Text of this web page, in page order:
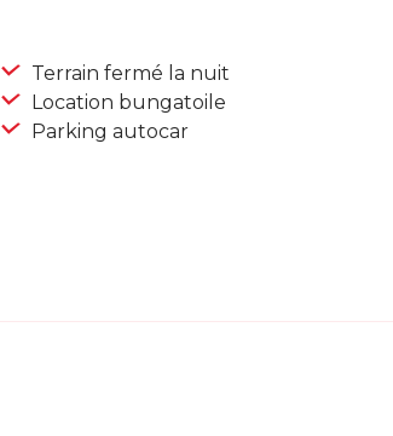
Terrain fermé la nuit
Location bungatoile
Parking autocar